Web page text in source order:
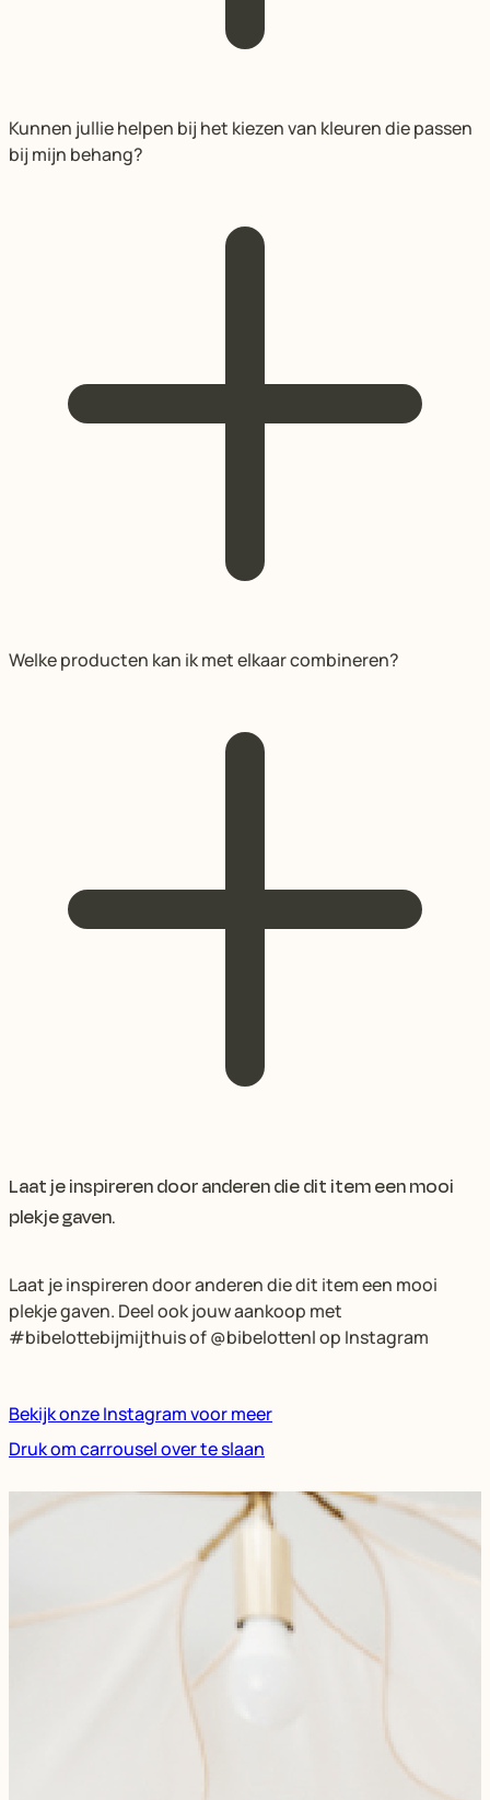
Kunnen jullie helpen bij het kiezen van kleuren die passen
bij mijn behang?
Welke producten kan ik met elkaar combineren?
Laat je inspireren door anderen die dit item een mooi
plekje gaven.
Laat je inspireren door anderen die dit item een mooi
plekje gaven. Deel ook jouw aankoop met
#bibelottebijmijthuis of @bibelottenl op Instagram
Bekijk onze Instagram voor meer
Druk om carrousel over te slaan